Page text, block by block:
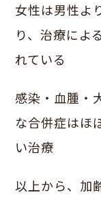
女性は男性よ
り、治療によ
れている
感染・血腫・
な合併症はほ
い治療
以上から、加